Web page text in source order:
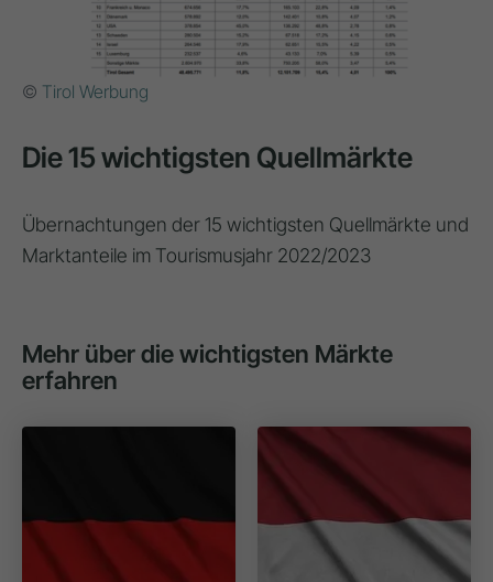
Die 15 wichtigsten Quellmärkte
Übernachtungen der 15 wichtigsten Quellmärkte und
Marktanteile im Tourismusjahr 2022/2023
© Tirol Werbung
Mehr über die wichtigsten Märkte
erfahren